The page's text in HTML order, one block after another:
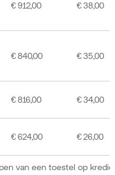
van een toestel op
€ 912,00 € 38,00
€ 840,00 € 35,00
€ 816,00 € 34,00
€ 624,00 € 26,00